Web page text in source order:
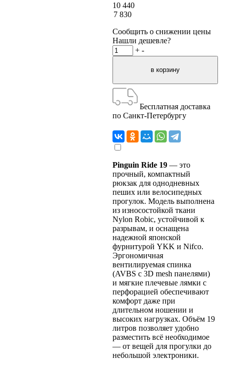
10 440
7 830
Сообщить о снижении цены
Нашли дешевле?
+ -
Бесплатная доставка
по Санкт-Петербургу
Pinguin Ride 19 — это
прочный, компактный
рюкзак для однодневных
пеших или велосипедных
прогулок. Модель выполнена
из износостойкой ткани
Nylon Robic, устойчивой к
разрывам, и оснащена
надежной японской
фурнитурой YKK и Nifco.
Эргономичная
вентилируемая спинка
(AVBS с 3D mesh панелями)
и мягкие плечевые лямки с
перфорацией обеспечивают
комфорт даже при
длительном ношении и
высоких нагрузках. Объём 19
литров позволяет удобно
разместить всё необходимое
— от вещей для прогулки до
небольшой электроники.